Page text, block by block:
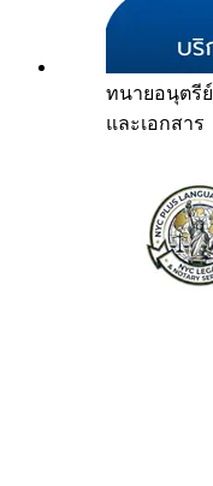
ทนายอนุตรีย์
และเอกสาร